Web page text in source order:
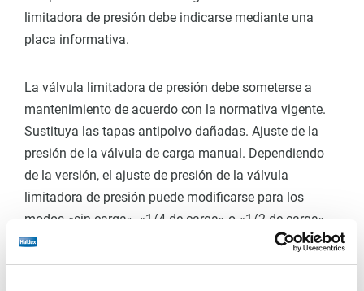
limitadora de presión debe indicarse mediante una
placa informativa.
La válvula limitadora de presión debe someterse a
mantenimiento de acuerdo con la normativa vigente.
Sustituya las tapas antipolvo dañadas. Ajuste de la
presión de la válvula de carga manual. Dependiendo
de la versión, el ajuste de presión de la válvula
limitadora de presión puede modificarse para los
modos «sin carga», «1/4 de carga» o «1/2 de carga»
girando los tornillos de ajuste. No es posible ajustar la
presión para el modo «plena carga».